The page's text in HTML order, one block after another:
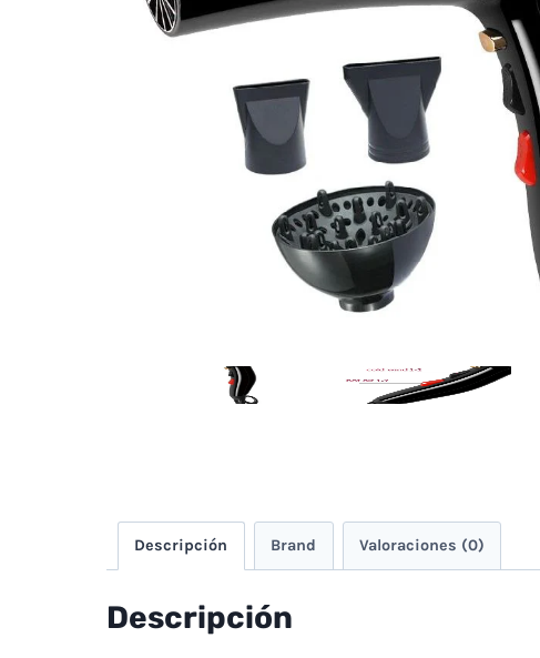
Descripción Brand Valoraciones (0)
Descripción